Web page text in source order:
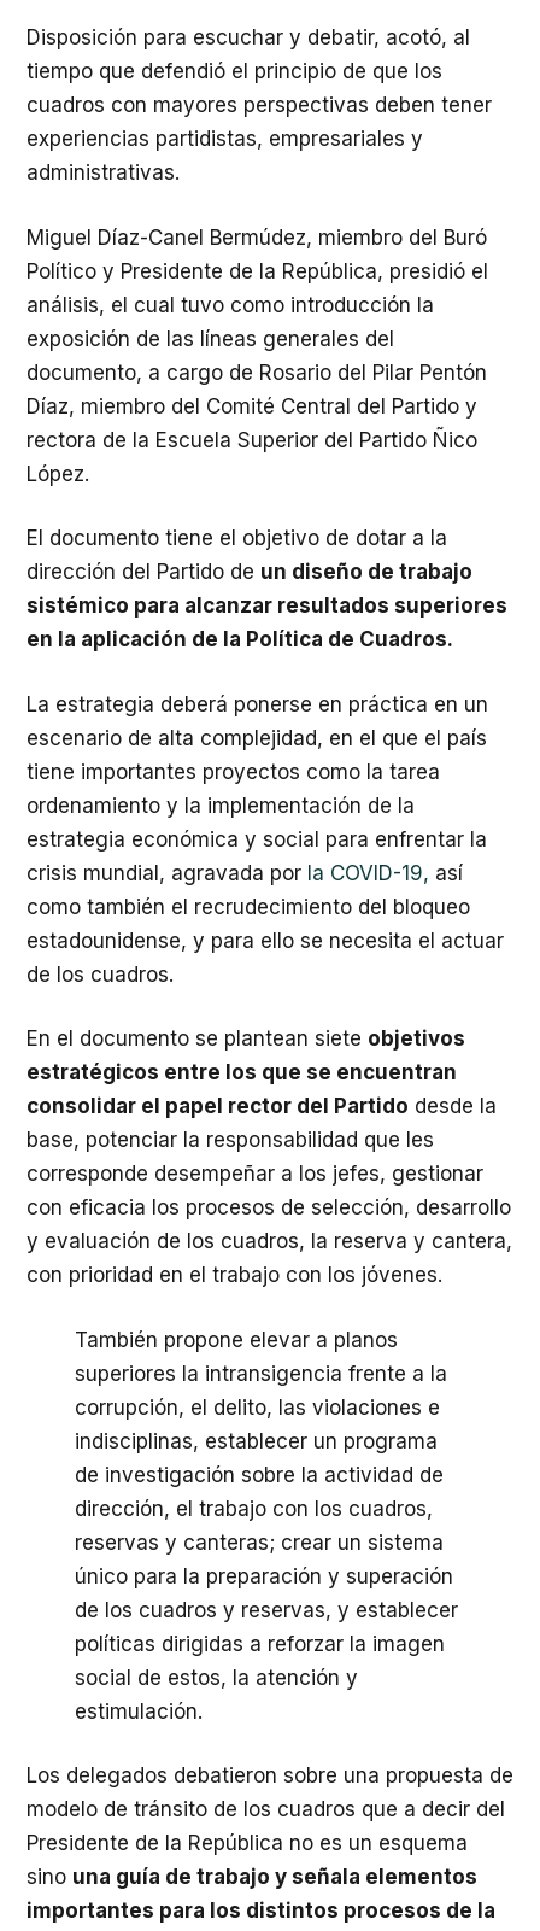
Disposición para escuchar y debatir, acotó, al
tiempo que defendió el principio de que los
cuadros con mayores perspectivas deben tener
experiencias partidistas, empresariales y
administrativas.
Miguel Díaz-Canel Bermúdez, miembro del Buró
Político y Presidente de la República, presidió el
análisis, el cual tuvo como introducción la
exposición de las líneas generales del
documento, a cargo de Rosario del Pilar Pentón
Díaz, miembro del Comité Central del Partido y
rectora de la Escuela Superior del Partido Ñico
López.
El documento tiene el objetivo de dotar a la
dirección del Partido de un diseño de trabajo
sistémico para alcanzar resultados superiores
en la aplicación de la Política de Cuadros.
La estrategia deberá ponerse en práctica en un
escenario de alta complejidad, en el que el país
tiene importantes proyectos como la tarea
ordenamiento y la implementación de la
estrategia económica y social para enfrentar la
crisis mundial, agravada por la COVID-19, así
como también el recrudecimiento del bloqueo
estadounidense, y para ello se necesita el actuar
de los cuadros.
En el documento se plantean siete objetivos
estratégicos entre los que se encuentran
consolidar el papel rector del Partido desde la
base, potenciar la responsabilidad que les
corresponde desempeñar a los jefes, gestionar
con eficacia los procesos de selección, desarrollo
y evaluación de los cuadros, la reserva y cantera,
con prioridad en el trabajo con los jóvenes.
También propone elevar a planos
superiores la intransigencia frente a la
corrupción, el delito, las violaciones e
indisciplinas, establecer un programa
de investigación sobre la actividad de
dirección, el trabajo con los cuadros,
reservas y canteras; crear un sistema
único para la preparación y superación
de los cuadros y reservas, y establecer
políticas dirigidas a reforzar la imagen
social de estos, la atención y
estimulación.
Los delegados debatieron sobre una propuesta de
modelo de tránsito de los cuadros que a decir del
Presidente de la República no es un esquema
sino una guía de trabajo y señala elementos
importantes para los distintos procesos de la